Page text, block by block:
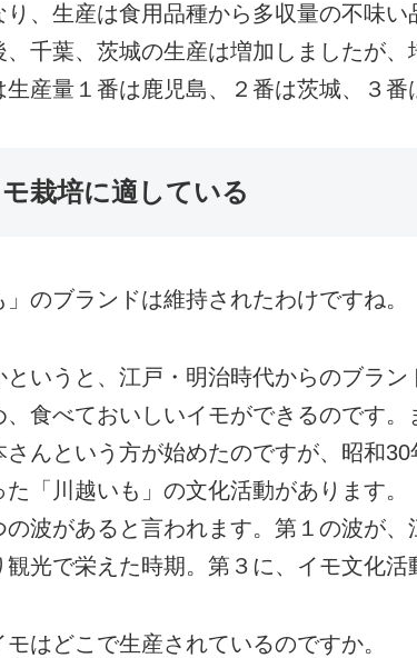
、生産は食用品種から多収量の不味
千葉、茨城の生産は増加しましたが
産量１番は鹿児島、２番は茨城、３番
栽培に適している
のブランドは維持されたわけですね。
いうと、江戸・明治時代からのブラ
食べておいしいイモができるのです
んという方が始めたのですが、昭和
「川越いも」の文化活動があります。
の波があると言われます。第１の波が
光で栄えた時期。第３に、イモ文化
はどこで生産されているのですか。